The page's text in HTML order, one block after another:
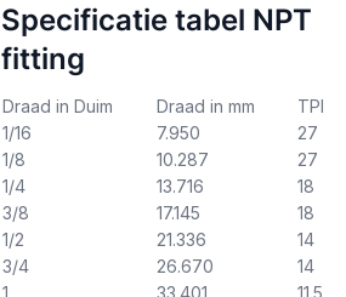
Specificatie tabel NPT
fitting
Draad in Duim Draad in mm
TPI
1/16
7.950
27
1/8
10.287
27
1/4
13.716
18
3/8
17.145
18
1/2
21.336
14
3/4
26.670
14
1
33.401
11.5